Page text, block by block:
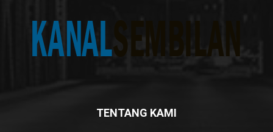
TENTANG KAMI